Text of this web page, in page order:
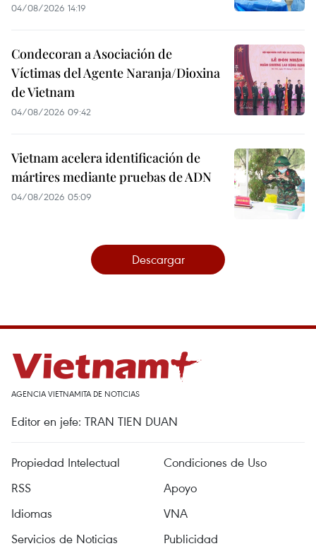
04/08/2026 14:19
Condecoran a Asociación de
Víctimas del Agente Naranja/Dioxina
de Vietnam
04/08/2026 09:42
Vietnam acelera identificación de
mártires mediante pruebas de ADN
04/08/2026 05:09
Descargar
AGENCIA VIETNAMITA DE NOTICIAS
Editor en jefe: TRAN TIEN DUAN
Propiedad Intelectual
Condiciones de Uso
RSS
Apoyo
Idiomas
VNA
Servicios de Noticias
Publicidad